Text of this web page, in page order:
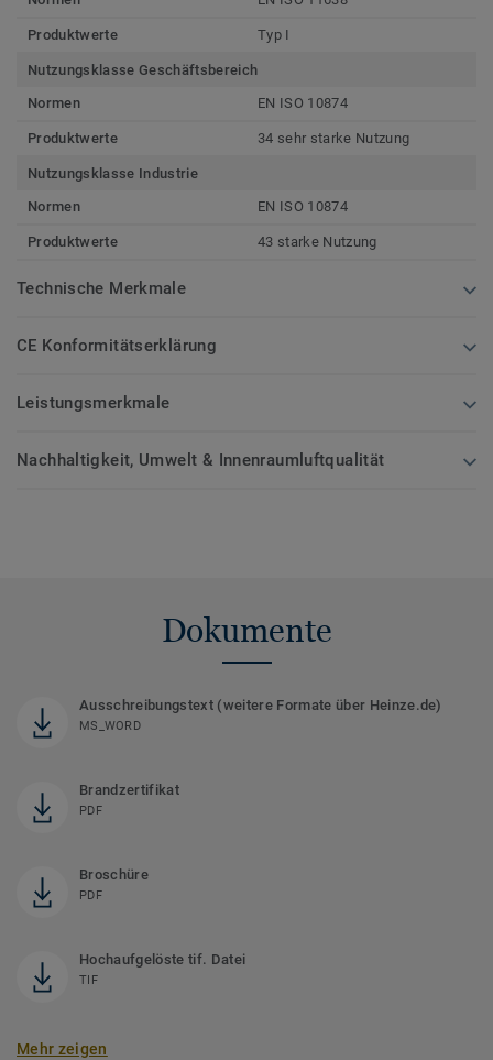
Produktwerte Typ I
Nutzungsklasse Geschäftsbereich
Normen
EN ISO 10874
Produktwerte 34 sehr starke Nutzung
Nutzungsklasse Industrie
Normen
EN ISO 10874
Produktwerte 43 starke Nutzung
Technische Merkmale
CE Konformitätserklärung
Leistungsmerkmale
Nachhaltigkeit, Umwelt & Innenraumluftqualität
Dokumente
Ausschreibungstext (weitere Formate über Heinze.de)
MS_WORD
Brandzertifikat
PDF
Broschüre
PDF
Hochaufgelöste tif. Datei
TIF
Mehr zeigen